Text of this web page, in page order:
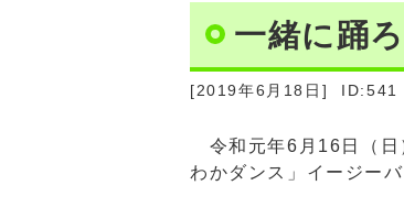
一緒に踊
[2019年6月18日] ID:541
令和元年6月16日（日
わかダンス」イージー